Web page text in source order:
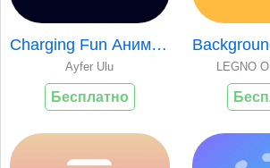
Charging Fun Анимация зарядки
Ayfer Ulu
Бесплатно
LEGNO